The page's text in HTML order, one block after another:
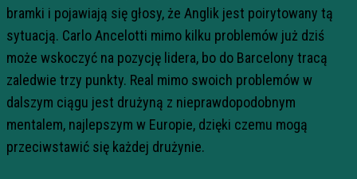
bramki i pojawiają się głosy, że Anglik jest poirytowany tą
sytuacją. Carlo Ancelotti mimo kilku problemów już dziś
może wskoczyć na pozycję lidera, bo do Barcelony tracą
zaledwie trzy punkty. Real mimo swoich problemów w
dalszym ciągu jest drużyną z nieprawdopodobnym
mentalem, najlepszym w Europie, dzięki czemu mogą
przeciwstawić się każdej drużynie.